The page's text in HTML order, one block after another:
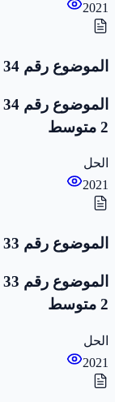
2021
الموضوع رقم 34
2 متوسط
الحل
2021
الموضوع رقم 33
2 متوسط
الحل
2021